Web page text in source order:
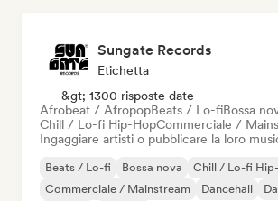
Sungate Records
Etichetta
&gt; 1300 risposte date
Afrobeat / AfropopBeats / Lo-fiBossa
Chill / Lo-fi Hip-HopCommerciale /
Ingaggiare artisti o pubblicare la loro
Beats / Lo-fi Bossa nova
Chill / Lo-fi
Commerciale / Mainstream
Dancehall